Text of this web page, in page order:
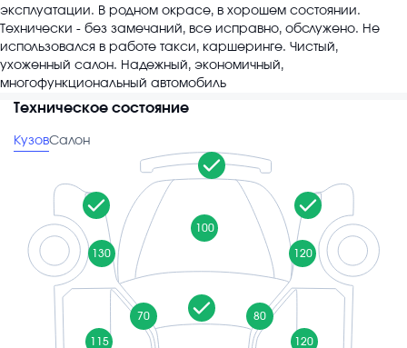
эксплуатации. В родном окрасе, в хорошем состоянии.
Технически - без замечаний, все исправно, обслужено. Не
использовался в работе такси, каршеринге. Чистый,
ухоженный салон. Надежный, экономичный,
многофункциональный автомобиль
Техническое состояние
КузовСалон
100
130
70
115
120
80
120